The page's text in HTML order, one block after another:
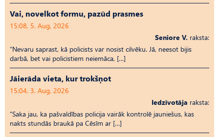
Vai, novelkot formu, pazūd prasmes
15:08, 5. Aug, 2026
Seniore V. raksta:
“Nevaru saprast, kā policists var nosist cilvēku. Jā, neesot bijis
darbā, bet vai policistiem neiemāca, […]
Jāierāda vieta, kur trokšņot
15:04, 3. Aug, 2026
Iedzīvotāja raksta:
“Saka jau, ka pašvaldības policija vairāk kontrolē jauniešus, kas
nakts stundās braukā pa Cēsīm ar […]